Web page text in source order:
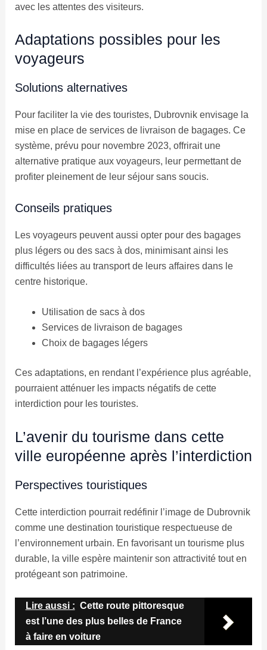
avec les attentes des visiteurs.
Adaptations possibles pour les
voyageurs
Solutions alternatives
Pour faciliter la vie des touristes, Dubrovnik envisage la
mise en place de services de livraison de bagages. Ce
système, prévu pour novembre 2023, offrirait une
alternative pratique aux voyageurs, leur permettant de
profiter pleinement de leur séjour sans soucis.
Conseils pratiques
Les voyageurs peuvent aussi opter pour des bagages
plus légers ou des sacs à dos, minimisant ainsi les
difficultés liées au transport de leurs affaires dans le
centre historique.
Utilisation de sacs à dos
Services de livraison de bagages
Choix de bagages légers
Ces adaptations, en rendant l’expérience plus agréable,
pourraient atténuer les impacts négatifs de cette
interdiction pour les touristes.
L’avenir du tourisme dans cette
ville européenne après l’interdiction
Perspectives touristiques
Cette interdiction pourrait redéfinir l’image de Dubrovnik
comme une destination touristique respectueuse de
l’environnement urbain. En favorisant un tourisme plus
durable, la ville espère maintenir son attractivité tout en
protégeant son patrimoine.
Lire aussi : Cette route pittoresque
est l’une des plus belles de France
à faire en voiture